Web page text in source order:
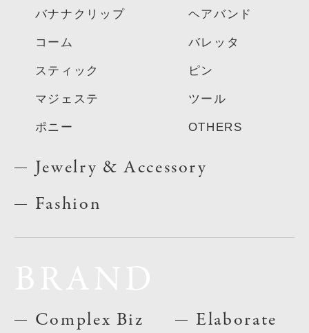
バナナクリップ
コーム
スティック
マジェステ
ポニー
ヘアバンド
バレッタ
ピン
ツール
OTHERS
Jewelry & Accessory
Fashion
Complex Biz
Elaborate